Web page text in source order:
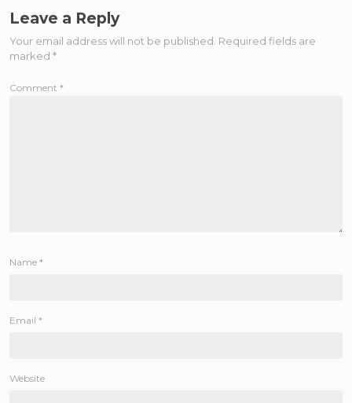
Leave a Reply
Your email address will not be published. Required fields are
marked *
Comment *
Name *
Email *
Website